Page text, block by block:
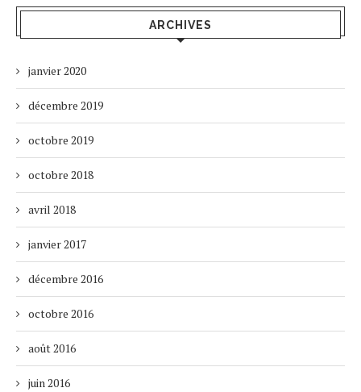
ARCHIVES
janvier 2020
décembre 2019
octobre 2019
octobre 2018
avril 2018
janvier 2017
décembre 2016
octobre 2016
août 2016
juin 2016